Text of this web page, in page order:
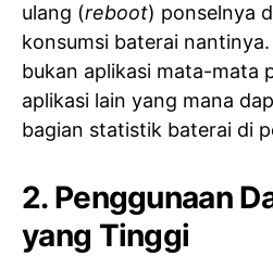
ulang (reboot) ponselnya
konsumsi baterai nantinya.
bukan aplikasi mata-mata
aplikasi lain yang mana
bagian statistik baterai di
2. Penggunaan
yang Tinggi